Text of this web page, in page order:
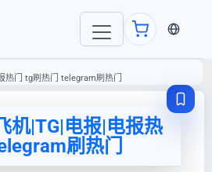
当前语
门 tg刷热门 telegram刷热门
机|TG|电报|电报热
刷热门